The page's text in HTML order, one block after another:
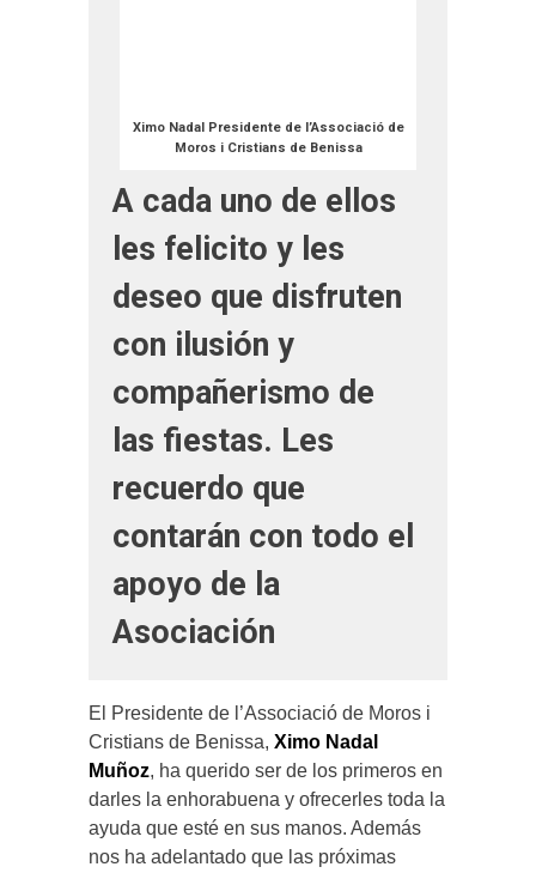
Ximo Nadal Presidente de l’Associació de
Moros i Cristians de Benissa
A cada uno de ellos
les felicito y les
deseo que disfruten
con ilusión y
compañerismo de
las fiestas. Les
recuerdo que
contarán con todo el
apoyo de la
Asociación
El Presidente de l’Associació de Moros i
Cristians de Benissa, Ximo Nadal
Muñoz, ha querido ser de los primeros en
darles la enhorabuena y ofrecerles toda la
ayuda que esté en sus manos. Además
nos ha adelantado que las próximas